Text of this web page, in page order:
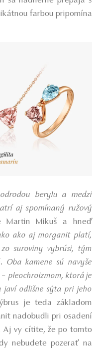
farbou pripomína
berylu a medzi
aj spomínaný ružový
Martin Mikuš a hneď
ako aj morganit platí,
suroviny vybrúsi, tým
Oba kamene sú navyše
pleochroizmom, ktorá je
javí odlišne sýta pri jeho
je teda základom
nadobudli pri osadení
Aj vy cítite, že po tomto
nebudete pozerať na